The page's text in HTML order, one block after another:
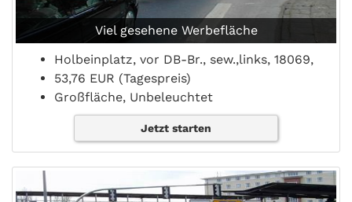
Viel gesehene Werbefläche
Holbeinplatz, vor DB-Br., sew.,links, 18069,
53,76 EUR (Tagespreis)
Großfläche, Unbeleuchtet
Jetzt starten